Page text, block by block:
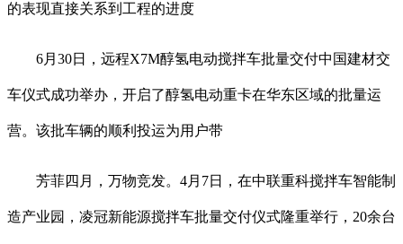
的表现直接关系到工程的进度
6月30日，远程X7M醇氢电动搅拌车批量交付中国建材交
车仪式成功举办，开启了醇氢电动重卡在华东区域的批量运
营。该批车辆的顺利投运为用户带
芳菲四月，万物竞发。4月7日，在中联重科搅拌车智能制
造产业园，凌冠新能源搅拌车批量交付仪式隆重举行，20余台